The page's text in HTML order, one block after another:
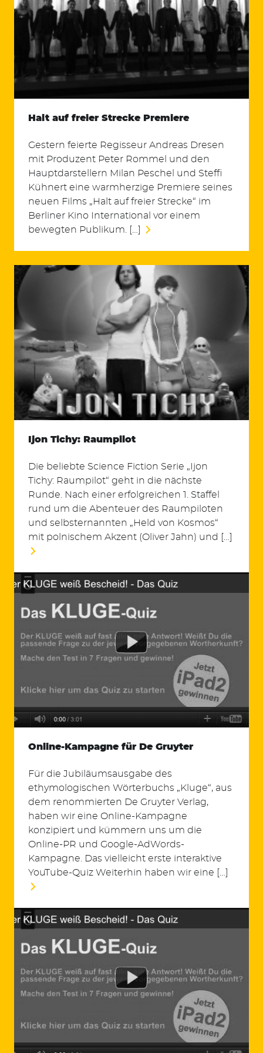
Halt auf freier Strecke Premiere
Gestern feierte Regisseur Andreas Dresen
mit Produzent Peter Rommel und den
Hauptdarstellern Milan Peschel und Steffi
Kühnert eine warmherzige Premiere seines
neuen Films „Halt auf freier Strecke“ im
Berliner Kino International vor einem
bewegten Publikum. […]
Ijon Tichy: Raumpilot
Die beliebte Science Fiction Serie „Ijon
Tichy: Raumpilot“ geht in die nächste
Runde. Nach einer erfolgreichen 1. Staffel
rund um die Abenteuer des Raumpiloten
und selbsternannten „Held von Kosmos“
mit polnischem Akzent (Oliver Jahn) und […]
Online-Kampagne für De Gruyter
Für die Jubiläumsausgabe des
ethymologischen Wörterbuchs „Kluge“, aus
dem renommierten De Gruyter Verlag,
haben wir eine Online-Kampagne
konzipiert und kümmern uns um die
Online-PR und Google-AdWords-
Kampagne. Das vielleicht erste interaktive
YouTube-Quiz Weiterhin haben wir eine […]